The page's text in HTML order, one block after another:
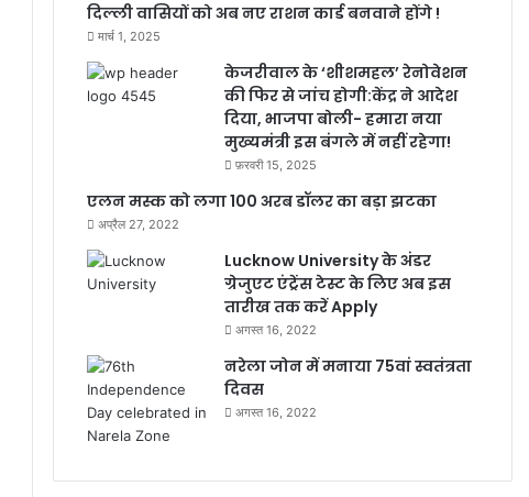
दिल्ली वासियों को अब नए राशन कार्ड बनवाने होंगे !
मार्च 1, 2025
केजरीवाल के ‘शीशमहल’ रेनोवेशन
की फिर से जांच होगी:केंद्र ने आदेश
दिया, भाजपा बोली- हमारा नया
मुख्यमंत्री इस बंगले में नहीं रहेगा!
फ़रवरी 15, 2025
एलन मस्क को लगा 100 अरब डॉलर का बड़ा झटका
अप्रैल 27, 2022
Lucknow University के अंडर
ग्रेजुएट एंट्रेंस टेस्ट के लिए अब इस
तारीख तक करें Apply
अगस्त 16, 2022
नरेला जोन में मनाया 75वां स्वतंत्रता
दिवस
अगस्त 16, 2022